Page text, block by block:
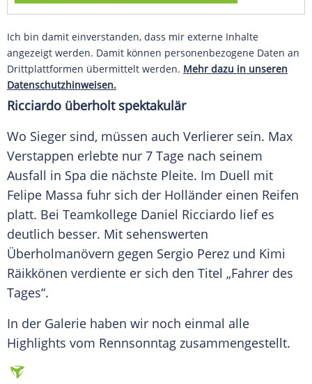
Ich bin damit einverstanden, dass mir externe Inhalte
angezeigt werden. Damit können personenbezogene Daten an
Drittplattformen übermittelt werden. Mehr dazu in unseren
Datenschutzhinweisen.
Ricciardo überholt spektakulär
Wo Sieger sind, müssen auch Verlierer sein. Max
Verstappen erlebte nur 7 Tage nach seinem
Ausfall in Spa die nächste Pleite. Im Duell mit
Felipe Massa fuhr sich der Holländer einen Reifen
platt. Bei Teamkollege Daniel Ricciardo lief es
deutlich besser. Mit sehenswerten
Überholmanövern gegen Sergio Perez und Kimi
Räikkönen verdiente er sich den Titel „Fahrer des
Tages“.
In der Galerie haben wir noch einmal alle
Highlights vom Rennsonntag zusammengestellt.